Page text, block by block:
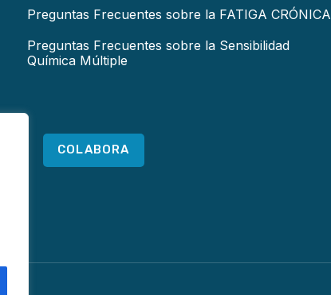
Preguntas Frecuentes sobre la FATIGA CRÓNICA
Preguntas Frecuentes sobre la Sensibilidad
Química Múltiple
COLABORA